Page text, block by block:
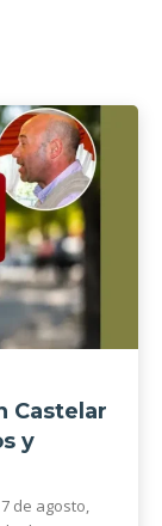
Castelar
y
de agosto,